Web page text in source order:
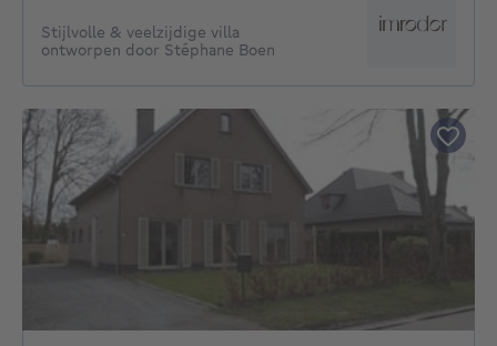
Stijlvolle & veelzijdige villa
ontworpen door Stéphane Boen